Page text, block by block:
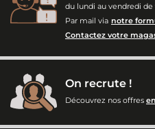
du lundi au vendredi de
Par mail via notre
Contactez votre
On recrute !
Découvrez nos offres